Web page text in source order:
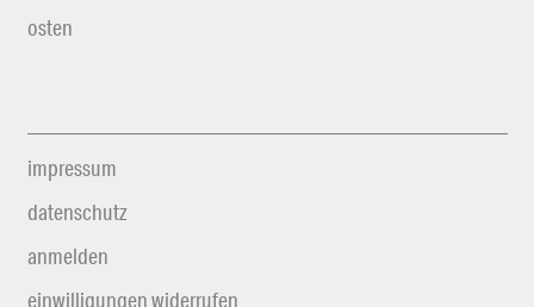
osten
impressum
datenschutz
anmelden
einwilligungen widerrufen